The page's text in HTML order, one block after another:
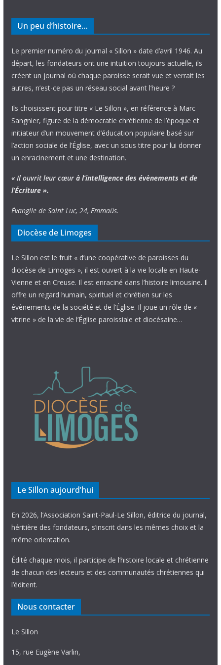
Un peu d’histoire…
Le premier numéro du journal « Sillon » date d’avril 1946. Au
départ, les fondateurs ont une intuition toujours actuelle, ils
créent un journal où chaque paroisse serait vue et verrait les
autres, n’est-ce pas un réseau social avant l’heure ?
Ils choisissent pour titre « Le Sillon », en référence à Marc
Sangnier, figure de la démocratie chrétienne de l’époque et
initiateur d’un mouvement d’éducation populaire basé sur
l’action sociale de l’Église, avec un sous titre pour lui donner
un enracinement et une destination.
« Il ouvrit leur cœur à l’intelligence des évènements et de
l’Écriture ».
Évangile de Saint Luc, 24, Emmaüs.
Diocèse de Limoges
Le Sillon est le fruit « d’une coopérative de paroisses du
diocèse de Limoges », il est ouvert à la vie locale en Haute-
Vienne et en Creuse. Il est enraciné dans l’histoire limousine. Il
offre un regard humain, spirituel et chrétien sur les
évènements de la société et de l’Église. Il joue un rôle de «
vitrine » de la vie de l’Église paroissiale et diocésaine…
Le Sillon aujourd’hui
En 2026, l’Association Saint-Paul-Le Sillon, éditrice du journal,
héritière des fondateurs, s’inscrit dans les mêmes choix et la
même orientation.
Édité chaque mois, il participe de l’histoire locale et chrétienne
de chacun des lecteurs et des communautés chrétiennes qui
l’éditent.
Nous contacter
Le Sillon
15, rue Eugène Varlin,